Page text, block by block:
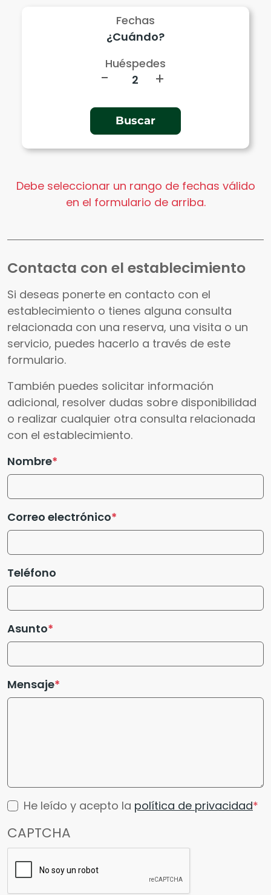
Fechas
Huéspedes
- +
Debe seleccionar un rango de fechas válido
en el formulario de arriba.
Contacta con el establecimiento
Si deseas ponerte en contacto con el
establecimiento o tienes alguna consulta
relacionada con una reserva, una visita o un
servicio, puedes hacerlo a través de este
formulario.
También puedes solicitar información
adicional, resolver dudas sobre disponibilidad
o realizar cualquier otra consulta relacionada
con el establecimiento.
Nombre
Correo electrónico
Teléfono
Asunto
Mensaje
He leído y acepto la política de privacidad
CAPTCHA